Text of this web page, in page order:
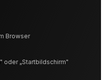
Browser
oder „Startbildschirm"